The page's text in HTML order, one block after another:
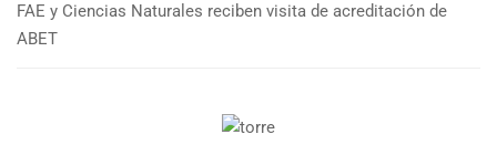
FAE y Ciencias Naturales reciben visita de acreditación de
ABET